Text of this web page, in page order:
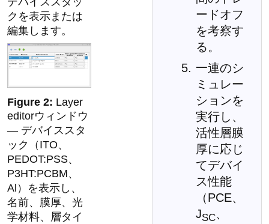
ードオフ
を考察す
る。
一連のシ
ミュレー
ションを
実行し、
活性層膜
厚に応じ
てデバイ
ス性能
（PCE、
JSC、
クを表示または
編集します。
Layer
editorウィンドウ
— デバイススタ
ック（ITO、
PEDOT:PSS、
P3HT:PCBM、
Al）を表示し、
名前、膜厚、光
学材料、層タイ